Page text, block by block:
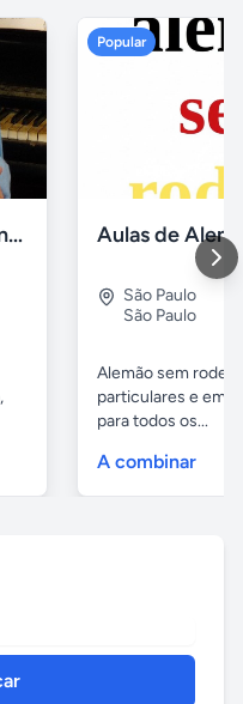
Aulas de bateria Rio de Janeiro
Popular
São Paulo
São Paulo
Alemão sem
particulares e em
para todos os...
A combinar